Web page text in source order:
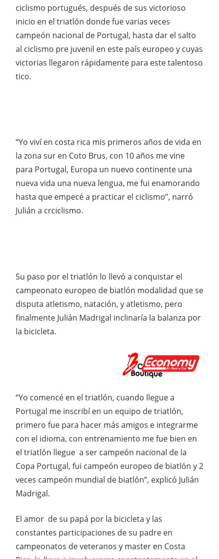
ciclismo portugués, después de sus victorioso
inicio en el triatlón donde fue varias veces
campeón nacional de Portugal, hasta dar el salto
al ciclismo pre juvenil en este país europeo y cuyas
victorias llegaron rápidamente para este talentoso
tico.
“Yo viví en costa rica mis primeros años de vida en
la zona sur en Coto Brus, con 10 años me vine
para Portugal, Europa un nuevo continente una
nueva vida una nueva lengua, me fui enamorando
hasta que empecé a practicar el ciclismo”, narró
Julián a crciclismo.
Su paso por el triatlón lo llevó a conquistar el
campeonato europeo de biatlón modalidad que se
disputa atletismo, natación, y atletismo, pero
finalmente Julián Madrigal inclinaría la balanza por
la bicicleta.
“Yo comencé en el triatlón, cuando llegue a
Portugal me inscribí en un equipo de triatlón,
primero fue para hacer más amigos e integrarme
con el idioma, con entrenamiento me fue bien en
el triatlón llegue a ser campeón nacional de la
Copa Portugal, fui campeón europeo de biatlón y 2
veces campeón mundial de biatlón”, explicó Julián
Madrigal.
El amor de su papá por la bicicleta y las
constantes participaciones de su padre en
campeonatos de veteranos y master en Costa